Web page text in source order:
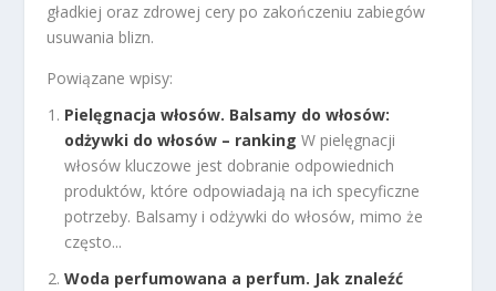
gładkiej oraz zdrowej cery po zakończeniu zabiegów
usuwania blizn.
Powiązane wpisy:
Pielęgnacja włosów. Balsamy do włosów:
odżywki do włosów – ranking W pielęgnacji
włosów kluczowe jest dobranie odpowiednich
produktów, które odpowiadają na ich specyficzne
potrzeby. Balsamy i odżywki do włosów, mimo że
często...
Woda perfumowana a perfum. Jak znaleźć